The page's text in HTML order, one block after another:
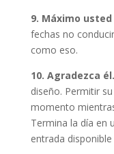
9. Máximo
fechas no
como eso.
10. Agradezca él.
diseño. Permitir
momento
Termina la día en
entrada